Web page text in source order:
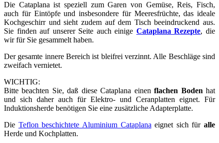
Die Cataplana ist speziell zum Garen von Gemüse, Reis, Fisch,
auch für Eintöpfe und insbesondere für Meeresfrüchte, das ideale
Kochgeschirr und sieht zudem auf dem Tisch beeindruckend aus.
Sie finden auf unserer Seite auch einige Cataplana Rezepte, die
wir für Sie gesammelt haben.
Der gesamte innere Bereich ist bleifrei verzinnt. Alle Beschläge sind
zweifach vernietet.
WICHTIG:
Bitte beachten Sie, daß diese Cataplana einenflachen Boden hat
und sich daher auch für Elektro- und Ceranplatten eignet. Für
Induktionsherde benötigen Sie eine zusätzliche Adapterplatte.
Die Teflon beschichtete Aluminium Cataplana eignet sich für alle
Herde und Kochplatten.